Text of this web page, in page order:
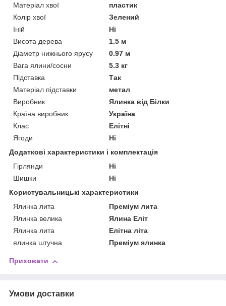
Матеріал хвої
пластик
Колір хвої
Зелений
Іній
Ні
Висота дерева
1.5 м
Діаметр нижнього ярусу
0.97 м
Вага ялини/сосни
5.3 кг
Підставка
Так
Матеріал підставки
метал
Виробник
Ялинка від Білки
Країна виробник
Україна
Клас
Елітні
Ягоди
Ні
Додаткові характеристики і комплектація
Гірлянди
Ні
Шишки
Ні
Користувальницькі характеристики
Ялинка лита
Преміум лита
Ялинка велика
Ялина Еліт
Ялинка лита
Елітна літа
ялинка штучна
Преміум ялинка
Приховати
Умови доставки